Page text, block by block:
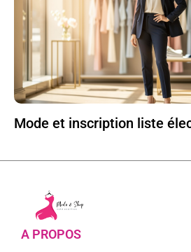
Mode et inscription liste
A PROPOS